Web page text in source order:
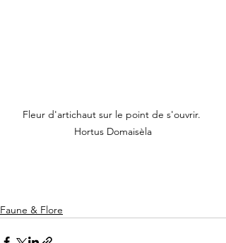
Fleur d'artichaut sur le point de s'ouvrir.
Hortus Domaisèla
Faune & Flore